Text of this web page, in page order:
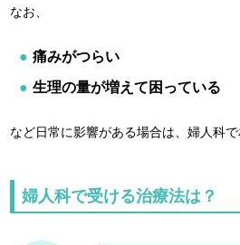
なお、
痛みがつらい
生理の量が増えて困っている
など日常に影響がある場合は、婦人科で
婦人科で受ける治療法は？